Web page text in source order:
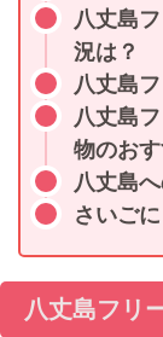
八丈島
況は？
八丈島
八丈島
物のお
八丈島
さいごに
八丈島フリ